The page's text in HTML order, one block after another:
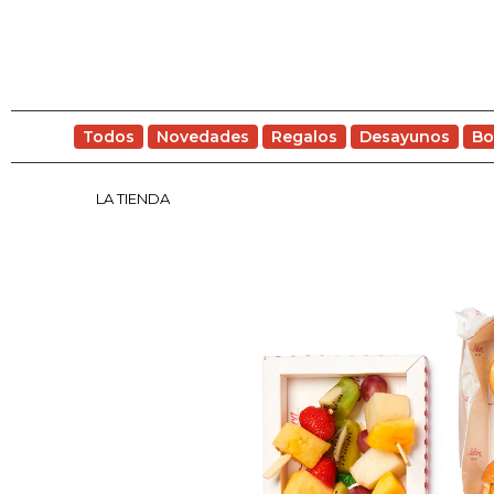
Todos Novedades Regalos Desayunos
LA TIENDA